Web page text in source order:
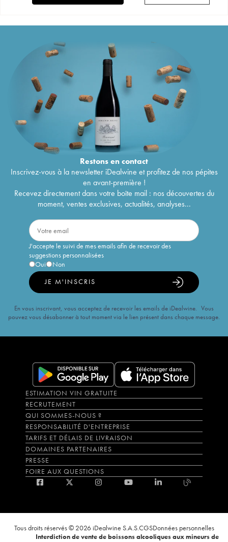
Restons encontact
Inscrivez-vous à la newsletter iDealwine et profitez de nos pépites
en avant-première !
Recevez directement dans votre boîte mail : nos découvertes du
moment, ventes exclusives, actualités, analyses...
J'accepte le suivi de mes emails afin de recevoir des
suggestions personnalisées
Oui
Non
JE M'INSCRIS
En vous inscrivant, vous acceptez de recevoir les emails de iDealwine. Vous
pouvez vous désabonner à tout moment via le lien présent dans chaque message.
ESTIMATION VIN GRATUITE
RECRUTEMENT
QUI SOMMES-NOUS ?
RESPONSABILITÉ D'ENTREPRISE
TARIFS ET DÉLAIS DE LIVRAISON
DOMAINES PARTENAIRES
PRESSE
FOIRE AUX QUESTIONS
Tous droits réservés © 2026 iDealwine S.A.S.CGSDonnées personnelles
Interdiction de vente de boissons alcooliques aux mineurs de